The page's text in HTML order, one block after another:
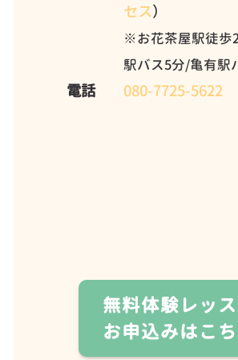
セス）
※お花茶屋駅徒歩
駅バス5分/亀有駅
電話 080-7725-5622
無料体験レッ
お申込みはこ